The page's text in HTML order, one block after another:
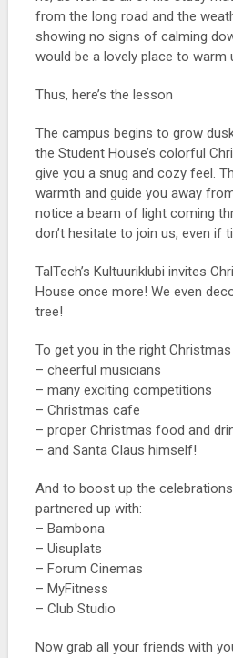
from the long road and the
showing no signs of calming
would be a lovely place to warm
Thus, here’s the lesson
The campus begins to grow
the Student House’s colorful
give you a snug and cozy feel.
warmth and guide you away
notice a beam of light coming
don’t hesitate to join us, even if
TalTech’s Kultuuriklubi invites
House once more! We even
tree!
To get you in the right
– cheerful musicians
– many exciting competitions
– Christmas cafe
– proper Christmas food and
– and Santa Claus himself!
And to boost up the
partnered up with:
– Bambona
– Uisuplats
– Forum Cinemas
– MyFitness
– Club Studio
Now grab all your friends with